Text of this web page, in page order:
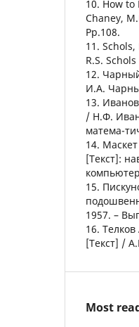
10. How to
Chaney,
Рp.108.
11.
R.S.
12.
И.А.
13.
/ Н.Ф.
матема-
14.
[Текст]:
15.
1957. –
16.
[Текст] /
Most